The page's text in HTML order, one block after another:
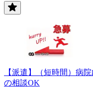
【派遣】（短時間）病
の相談OK